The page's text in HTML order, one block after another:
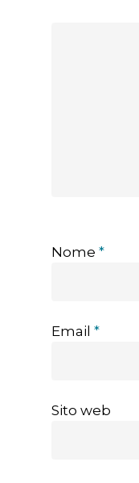
Nome *
Email *
Sito web